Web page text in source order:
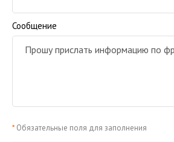
Сообщение
* Обязательные поля для заполнения